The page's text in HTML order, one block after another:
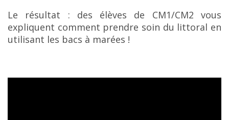
Le résultat : des élèves de CM1/CM2 vous
expliquent comment prendre soin du littoral en
utilisant les bacs à marées !